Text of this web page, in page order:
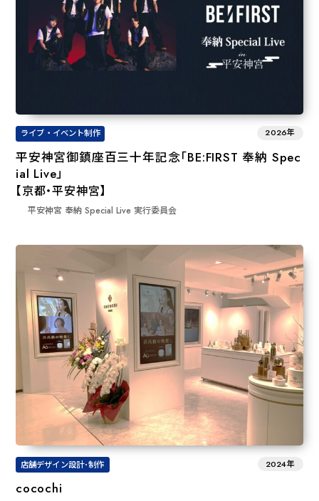
ライブ・イベント制作 2026年
平安神宮御鎮座百三十年記念「BE:FIRST 奉納 Spec
ial Live」
【京都・平安神宮】
平安神宮 奉納 Special Live 実行委員会
店舗デザイン設計･制作 2024年
cocochi